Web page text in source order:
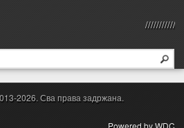
2026. Сва права задржана.
Powered by WDC